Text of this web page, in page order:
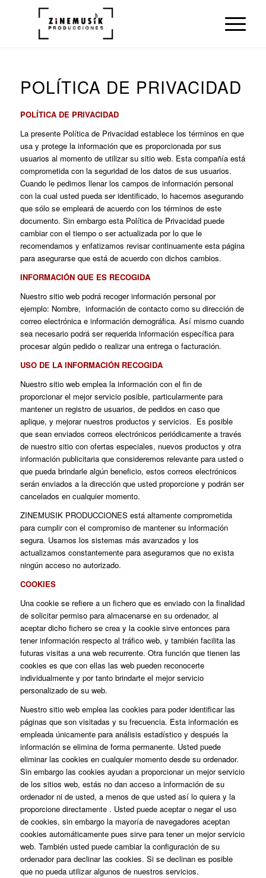
POLÍTICA DE PRIVACIDAD
POLÍTICA DE PRIVACIDAD
La presente Política de Privacidad establece los términos en que
usa y protege la información que es proporcionada por sus
usuarios al momento de utilizar su sitio web. Esta compañía está
comprometida con la seguridad de los datos de sus usuarios.
Cuando le pedimos llenar los campos de información personal
con la cual usted pueda ser identificado, lo hacemos asegurando
que sólo se empleará de acuerdo con los términos de este
documento. Sin embargo esta Política de Privacidad puede
cambiar con el tiempo o ser actualizada por lo que le
recomendamos y enfatizamos revisar continuamente esta página
para asegurarse que está de acuerdo con dichos cambios.
INFORMACIÓN QUE ES RECOGIDA
Nuestro sitio web podrá recoger información personal por
ejemplo: Nombre, información de contacto como su dirección de
correo electrónica e información demográfica. Así mismo cuando
sea necesario podrá ser requerida información específica para
procesar algún pedido o realizar una entrega o facturación.
USO DE LA INFORMACIÓN RECOGIDA
Nuestro sitio web emplea la información con el fin de
proporcionar el mejor servicio posible, particularmente para
mantener un registro de usuarios, de pedidos en caso que
aplique, y mejorar nuestros productos y servicios. Es posible
que sean enviados correos electrónicos periódicamente a través
de nuestro sitio con ofertas especiales, nuevos productos y otra
información publicitaria que consideremos relevante para usted o
que pueda brindarle algún beneficio, estos correos electrónicos
serán enviados a la dirección que usted proporcione y podrán ser
cancelados en cualquier momento.
ZINEMUSIK PRODUCCIONES está altamente comprometida
para cumplir con el compromiso de mantener su información
segura. Usamos los sistemas más avanzados y los
actualizamos constantemente para asegurarnos que no exista
ningún acceso no autorizado.
COOKIES
Una cookie se refiere a un fichero que es enviado con la finalidad
de solicitar permiso para almacenarse en su ordenador, al
aceptar dicho fichero se crea y la cookie sirve entonces para
tener información respecto al tráfico web, y también facilita las
futuras visitas a una web recurrente. Otra función que tienen las
cookies es que con ellas las web pueden reconocerte
individualmente y por tanto brindarte el mejor servicio
personalizado de su web.
Nuestro sitio web emplea las cookies para poder identificar las
páginas que son visitadas y su frecuencia. Esta información es
empleada únicamente para análisis estadístico y después la
información se elimina de forma permanente. Usted puede
eliminar las cookies en cualquier momento desde su ordenador.
Sin embargo las cookies ayudan a proporcionar un mejor servicio
de los sitios web, estás no dan acceso a información de su
ordenador ni de usted, a menos de que usted así lo quiera y la
proporcione directamente . Usted puede aceptar o negar el uso
de cookies, sin embargo la mayoría de navegadores aceptan
cookies automáticamente pues sirve para tener un mejor servicio
web. También usted puede cambiar la configuración de su
ordenador para declinar las cookies. Si se declinan es posible
que no pueda utilizar algunos de nuestros servicios.